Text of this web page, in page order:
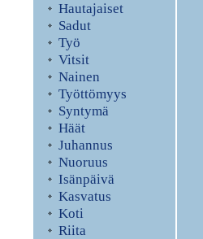
Hautajaiset
Sadut
Työ
Vitsit
Nainen
Työttömyys
Syntymä
Häät
Juhannus
Nuoruus
Isänpäivä
Kasvatus
Koti
Riita